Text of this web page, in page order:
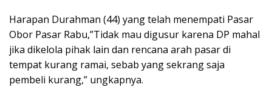
Harapan Durahman (44) yang telah menempati Pasar
Obor Pasar Rabu,”Tidak mau digusur karena DP mahal
jika dikelola pihak lain dan rencana arah pasar di
tempat kurang ramai, sebab yang sekrang saja
pembeli kurang,” ungkapnya.